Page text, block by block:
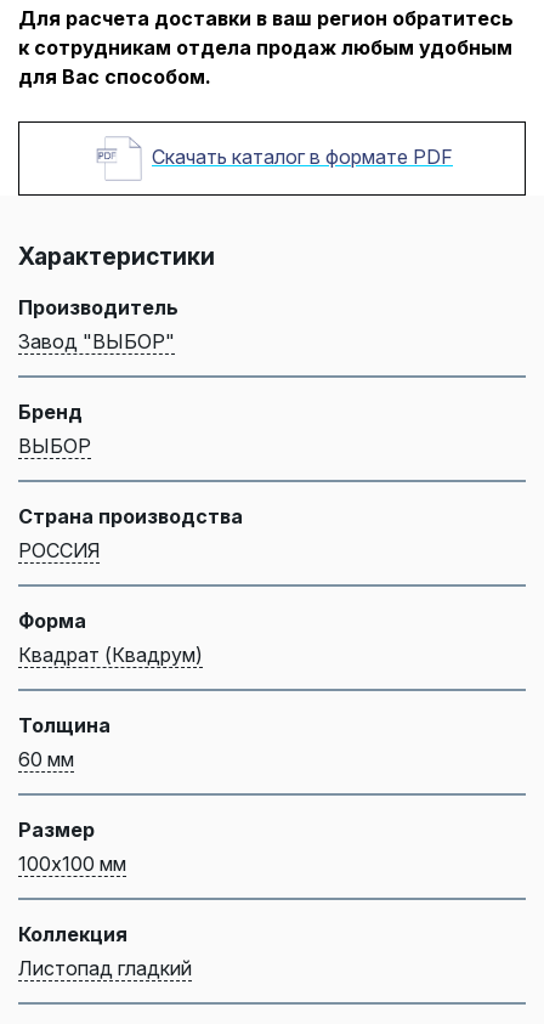
Для расчета доставки в ваш регион обратитесь
к сотрудникам отдела продаж любым удобным
для Вас способом.
Скачать каталог в формате PDF
Характеристики
Производитель
Завод "ВЫБОР"
Бренд
ВЫБОР
Страна производства
РОССИЯ
Форма
Квадрат (Квадрум)
Толщина
60 мм
Размер
100х100 мм
Коллекция
Листопад гладкий